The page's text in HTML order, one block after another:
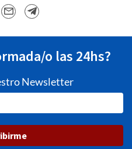
o las 24hs?
Newsletter